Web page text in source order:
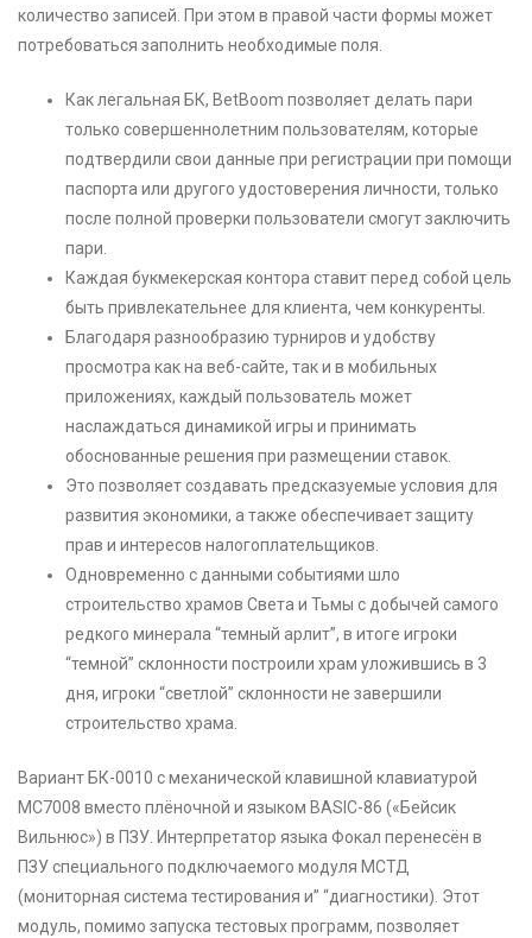
количество записей. При этом в правой части формы может
потребоваться заполнить необходимые поля.
Как легальная БК, BetBoom позволяет делать пари
только совершеннолетним пользователям, которые
подтвердили свои данные при регистрации при помощи
паспорта или другого удостоверения личности, только
после полной проверки пользователи смогут заключить
пари.
Каждая букмекерская контора ставит перед собой цель
быть привлекательнее для клиента, чем конкуренты.
Благодаря разнообразию турниров и удобству
просмотра как на веб-сайте, так и в мобильных
приложениях, каждый пользователь может
наслаждаться динамикой игры и принимать
обоснованные решения при размещении ставок.
Это позволяет создавать предсказуемые условия для
развития экономики, а также обеспечивает защиту
прав и интересов налогоплательщиков.
Одновременно с данными событиями шло
строительство храмов Света и Тьмы с добычей самого
редкого минерала “темный арлит”, в итоге игроки
“темной” склонности построили храм уложившись в 3
дня, игроки “светлой” склонности не завершили
строительство храма.
Вариант БК-0010 с механической клавишной клавиатурой
МС7008 вместо плёночной и языком BASIC-86 («Бейсик
Вильнюс») в ПЗУ. Интерпретатор языка Фокал перенесён в
ПЗУ специального подключаемого модуля МСТД
(мониторная система тестирования и” “диагностики). Этот
модуль, помимо запуска тестовых программ, позволяет